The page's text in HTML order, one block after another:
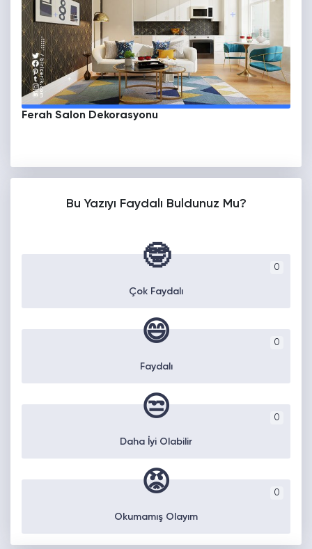
Ferah Salon Dekorasyonu
Bu Yazıyı Faydalı Buldunuz Mu?
0
🤓
Çok Faydalı
0
😄
Faydalı
0
😒
Daha İyi Olabilir
0
😡
Okumamış Olayım